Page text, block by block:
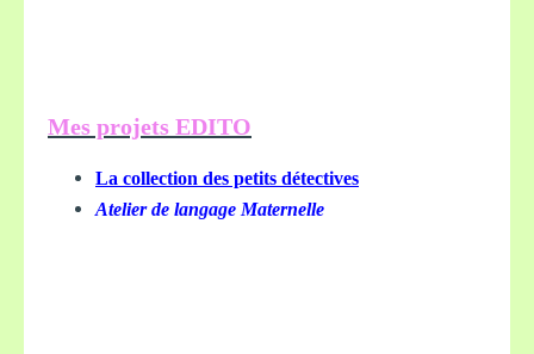
Mes projets EDITO
La collection des petits détectives
Atelier de langage Maternelle